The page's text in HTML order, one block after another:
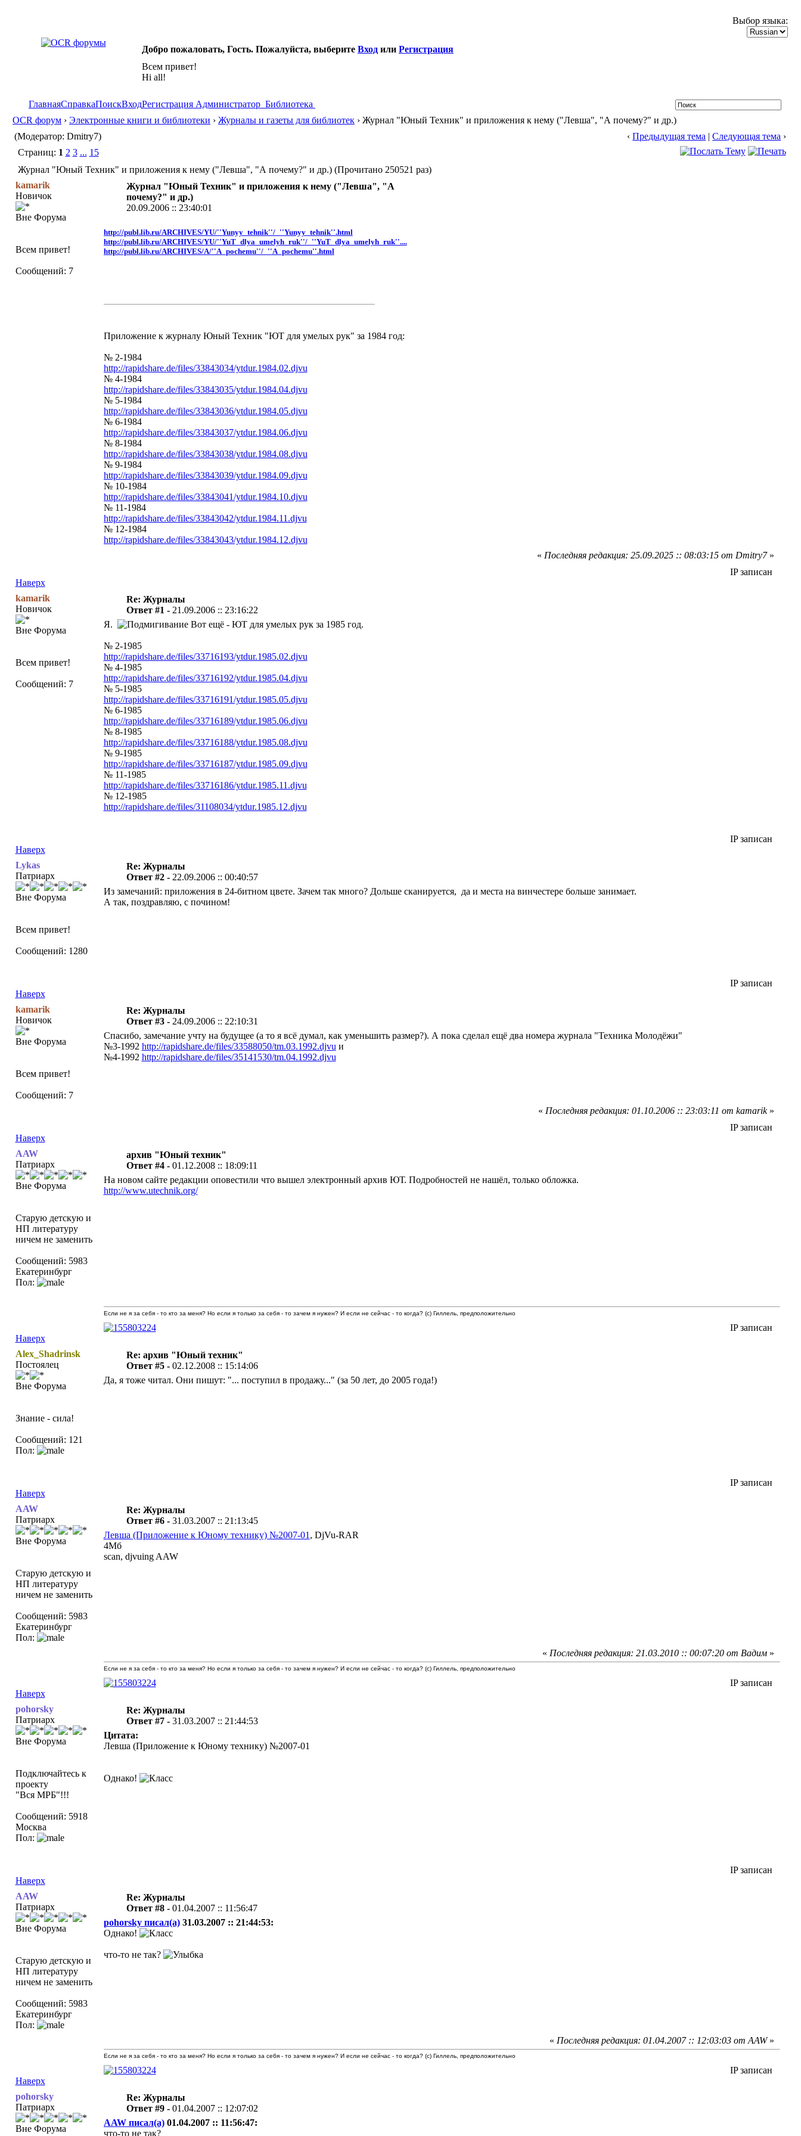
Выбор языка:
Добро пожаловать, Гость. Пожалуйста, выберите Вход или Регистрация
Всем привет!
Hi all!
ГлавнаяСправкаПоискВходРегистрация Администратор Библиотека
OCR форум › Электронные книги и библиотеки › Журналы и газеты для библиотек › Журнал "Юный Техник" и приложения к нему ("Левша", "А почему?" и др.)
(Модератор: Dmitry7)
‹Предыдущая тема |Следующая тема ›
Страниц: 1 2 3 ... 15
Журнал "Юный Техник" и приложения к нему ("Левша", "А почему?" и др.) (Прочитано 250521 раз)
kamarik
Новичок
Вне Форума
Всем привет!
Сообщений: 7
Журнал "Юный Техник" и приложения к нему ("Левша", "А
почему?" и др.)
20.09.2006 :: 23:40:01
http://publ.lib.ru/ARCHIVES/YU/''Yunyy_tehnik''/_''Yunyy_tehnik''.html
http://publ.lib.ru/ARCHIVES/YU/''YuT_dlya_umelyh_ruk''/_''YuT_dlya_umelyh_ruk''....
http://publ.lib.ru/ARCHIVES/A/''A_pochemu''/_''A_pochemu''.html
Приложение к журналу Юный Техник "ЮТ для умелых рук" за 1984 год:
№ 2-1984
http://rapidshare.de/files/33843034/ytdur.1984.02.djvu
№ 4-1984
http://rapidshare.de/files/33843035/ytdur.1984.04.djvu
№ 5-1984
http://rapidshare.de/files/33843036/ytdur.1984.05.djvu
№ 6-1984
http://rapidshare.de/files/33843037/ytdur.1984.06.djvu
№ 8-1984
http://rapidshare.de/files/33843038/ytdur.1984.08.djvu
№ 9-1984
http://rapidshare.de/files/33843039/ytdur.1984.09.djvu
№ 10-1984
http://rapidshare.de/files/33843041/ytdur.1984.10.djvu
№ 11-1984
http://rapidshare.de/files/33843042/ytdur.1984.11.djvu
№ 12-1984
http://rapidshare.de/files/33843043/ytdur.1984.12.djvu
Наверх
« Последняя редакция: 25.09.2025 :: 08:03:15 от Dmitry7»
IP записан
kamarik
Новичок
Вне Форума
Всем привет!
Сообщений: 7
Re: Журналы
Ответ #1 - 21.09.2006 :: 23:16:22
Я.
Вот ещё - ЮТ для умелых рук за 1985 год.
№ 2-1985
http://rapidshare.de/files/33716193/ytdur.1985.02.djvu
№ 4-1985
http://rapidshare.de/files/33716192/ytdur.1985.04.djvu
№ 5-1985
http://rapidshare.de/files/33716191/ytdur.1985.05.djvu
№ 6-1985
http://rapidshare.de/files/33716189/ytdur.1985.06.djvu
№ 8-1985
http://rapidshare.de/files/33716188/ytdur.1985.08.djvu
№ 9-1985
http://rapidshare.de/files/33716187/ytdur.1985.09.djvu
№ 11-1985
http://rapidshare.de/files/33716186/ytdur.1985.11.djvu
№ 12-1985
http://rapidshare.de/files/31108034/ytdur.1985.12.djvu
Наверх
IP записан
Lykas
Патриарх
Вне Форума
Всем привет!
Сообщений: 1280
Re: Журналы
Ответ #2 - 22.09.2006 :: 00:40:57
Из замечаний: приложения в 24-битном цвете. Зачем так много? Дольше сканируется, да и места на винчестере больше занимает.
А так, поздравляю, с почином!
Наверх
IP записан
kamarik
Новичок
Вне Форума
Всем привет!
Сообщений: 7
Re: Журналы
Ответ #3 - 24.09.2006 :: 22:10:31
Спасибо, замечание учту на будущее (а то я всё думал, как уменьшить размер?). А пока сделал ещё два номера журнала "Техника Молодёжи"
№3-1992 http://rapidshare.de/files/33588050/tm.03.1992.djvu и
№4-1992 http://rapidshare.de/files/35141530/tm.04.1992.djvu
Наверх
« Последняя редакция: 01.10.2006 :: 23:03:11 от kamarik»
IP записан
AAW
Патриарх
Вне Форума
Старую детскую и
НП литературу
ничем не заменить
Сообщений: 5983
Екатеринбург
Пол:
архив "Юный техник"
Ответ #4 - 01.12.2008 :: 18:09:11
На новом сайте редакции оповестили что вышел электронный архив ЮТ. Подробностей не нашёл, только обложка.
http://www.utechnik.org/
Наверх
Если не я за себя - то кто за меня? Но если я только за себя - то зачем я нужен? И если не сейчас - то когда? (с) Гиллель, предположительно
IP записан
Alex_Shadrinsk
Постоялец
Вне Форума
Знание - сила!
Сообщений: 121
Пол:
Re: архив "Юный техник"
Ответ #5 - 02.12.2008 :: 15:14:06
Да, я тоже читал. Они пишут: "... поступил в продажу..." (за 50 лет, до 2005 года!)
Наверх
IP записан
AAW
Патриарх
Вне Форума
Старую детскую и
НП литературу
ничем не заменить
Сообщений: 5983
Екатеринбург
Пол:
Re: Журналы
Ответ #6 - 31.03.2007 :: 21:13:45
Левша (Приложение к Юному технику) №2007-01 , DjVu-RAR
4Мб
scan, djvuing AAW
Наверх
« Последняя редакция: 21.03.2010 :: 00:07:20 от Вадим »
Если не я за себя - то кто за меня? Но если я только за себя - то зачем я нужен? И если не сейчас - то когда? (с) Гиллель, предположительно
IP записан
pohorsky
Патриарх
Вне Форума
Подключайтесь к
проекту
"Вся МРБ"!!!
Сообщений: 5918
Москва
Пол:
Re: Журналы
Ответ #7 - 31.03.2007 :: 21:44:53
Цитата:
Левша (Приложение к Юному технику) №2007-01
Однако!
Наверх
IP записан
AAW
Патриарх
Вне Форума
Старую детскую и
НП литературу
ничем не заменить
Сообщений: 5983
Екатеринбург
Пол:
Re: Журналы
Ответ #8 - 01.04.2007 :: 11:56:47
pohorsky писал(а)31.03.2007 :: 21:44:53:
Однако!
что-то не так?
Наверх
« Последняя редакция: 01.04.2007 :: 12:03:03 от AAW»
Если не я за себя - то кто за меня? Но если я только за себя - то зачем я нужен? И если не сейчас - то когда? (с) Гиллель, предположительно
IP записан
pohorsky
Патриарх
Вне Форума
Re: Журналы
Ответ #9 - 01.04.2007 :: 12:07:02
AAW писал(а)01.04.2007 :: 11:56:47:
что-то не так?